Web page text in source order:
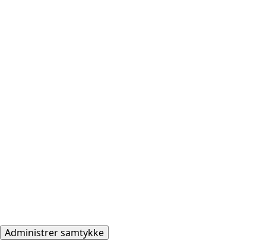
Administrer samtykke